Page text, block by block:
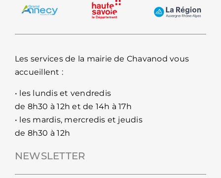
Les services de la mairie de Chavanod vous
accueillent :
• les lundis et vendredis
de 8h30 à 12h et de 14h à 17h
• les mardis, mercredis et jeudis
de 8h30 à 12h
NEWSLETTER